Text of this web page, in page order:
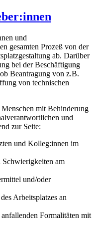
und
gesamten Prozeß von der
ab. Darüber
bei der Beschäftigung
Beantragung von z.B.
von technischen
mit Behinderung
und
zur Seite:
und Kolleg:innen im
Schwierigkeiten am
und/oder
Arbeitsplatzes an
Formalitäten mit